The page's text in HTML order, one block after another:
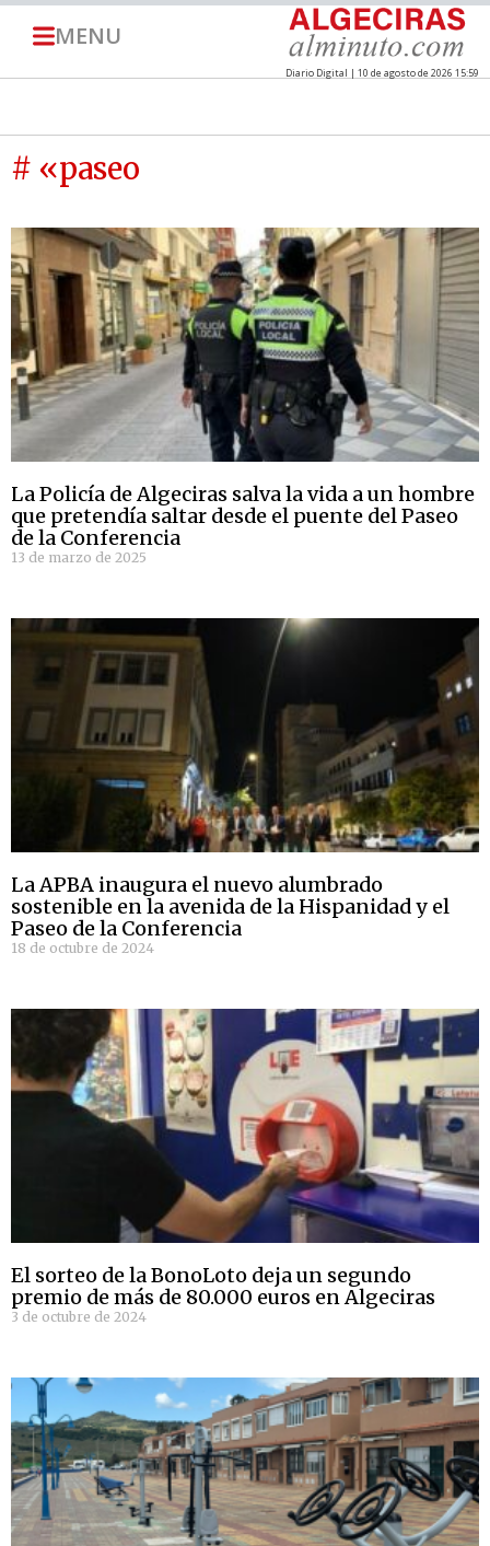
MENU
Diario Digital | 10 de agosto de 2026 15:59
# «paseo
La Policía de Algeciras salva la vida a un hombre
que pretendía saltar desde el puente del Paseo
de la Conferencia
13 de marzo de 2025
La APBA inaugura el nuevo alumbrado
sostenible en la avenida de la Hispanidad y el
Paseo de la Conferencia
18 de octubre de 2024
El sorteo de la BonoLoto deja un segundo
premio de más de 80.000 euros en Algeciras
3 de octubre de 2024